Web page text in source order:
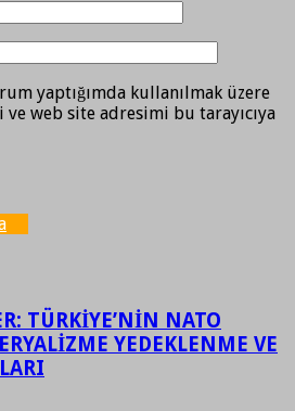
yaptığımda kullanılmak üzere
ve web site adresimi bu tarayıcıya
TÜRKİYE’NİN NATO
YEDEKLENME VE